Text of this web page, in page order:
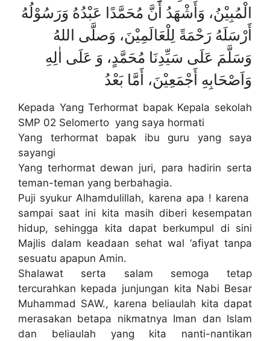
الْمُبِيْنُ، وَأَشْهَدُ أَنَّ مُحَمَّدًا عَبْدُهُ وَرَسُوْلُهُ
أَرْسَلَهُ رَحْمَةً لِلْعَالَمِيْنَ، وَصلَّى اللهُ
وَسَلَّمَ عَلَى سَيِّدِنَا مُحَمَّدٍ، وَ عَلَى اٰلِهِ
وَاَصْحَابِهِ أَجْمَعِيْنَ، أَمَّا بَعْدُ
Kepada Yang Terhormat bapak Kepala sekolah
SMP 02 Selomerto yang saya hormati
Yang terhormat bapak ibu guru yang saya
sayangi
Yang terhormat dewan juri, para hadirin serta
teman-teman yang berbahagia.
Puji syukur Alhamdulillah, karena apa ! karena
sampai saat ini kita masih diberi kesempatan
hidup, sehingga kita dapat berkumpul di sini
Majlis dalam keadaan sehat wal ‘afiyat tanpa
sesuatu apapun Amin.
Shalawat serta salam semoga tetap
tercurahkan kepada junjungan kita Nabi Besar
Muhammad SAW., karena beliaulah kita dapat
merasakan betapa nikmatnya Iman dan Islam
dan beliaulah yang kita nanti-nantikan